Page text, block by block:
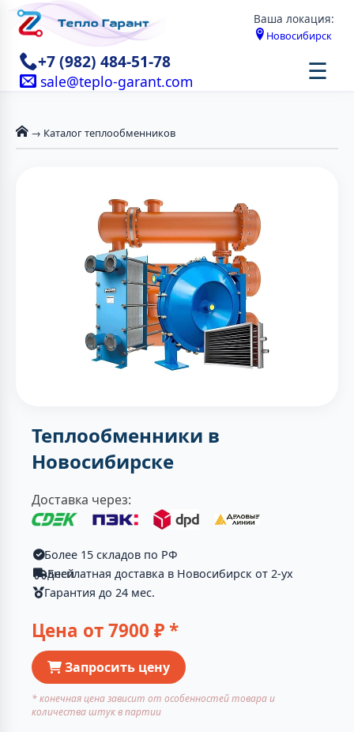
Ваша локация:
Новосибирск
+7 (982) 484-51-78
sale@teplo-garant.com ☰
→ Каталог теплообменников
Теплообменники в
Новосибирске
Доставка через:
Более 15 складов по РФ
Бесплатная доставка в Новосибирск от 2-ух дней
Гарантия до 24 мес.
Цена от7900 ₽ *
Запросить цену
* конечная цена зависит от особенностей товара и
количества штук в партии